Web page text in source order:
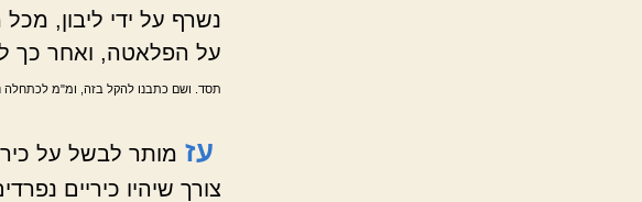
נשרף על ידי ליבון,
על הפלאטה, ואחר כך
תסד. ושם כתבנו להקל בזה, ומ"מ לכתחלה
עז מותר לבשל על
צורך שיהיו כיריים